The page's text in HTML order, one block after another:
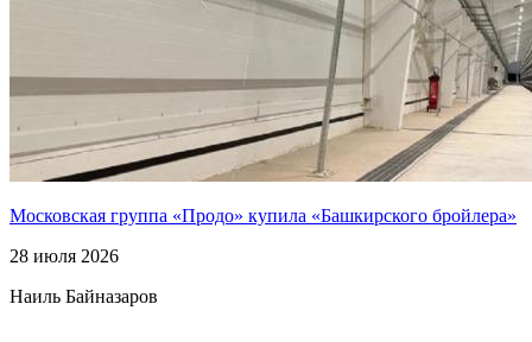
Московская группа «Продо» купила «Башкирского бройлера»
28 июля 2026
Наиль Байназаров